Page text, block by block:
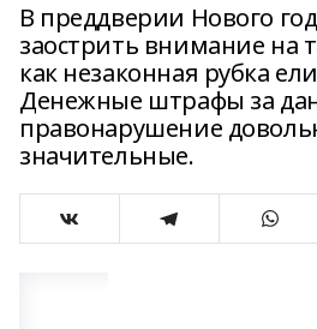
В преддверии Нового
заострить внимание на
как незаконная рубка
Денежные штрафы за
правонарушение
значительные.